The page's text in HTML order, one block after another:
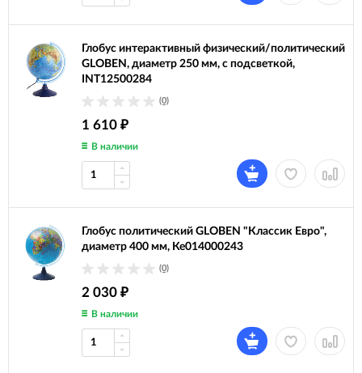
Глобус интерактивный физический/политический
GLOBEN, диаметр 250 мм, с подсветкой,
INT12500284
(0)
1 610 ₽
В наличии
Глобус политический GLOBEN "Классик Евро",
диаметр 400 мм, Ке014000243
(0)
2 030 ₽
В наличии